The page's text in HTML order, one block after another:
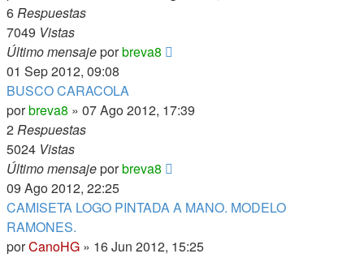
6Respuestas
7049 Vistas
Último mensajeporbreva8
01 Sep 2012, 09:08
BUSCO CARACOLA
porbreva8 » 07 Ago 2012, 17:39
2Respuestas
5024 Vistas
Último mensajeporbreva8
09 Ago 2012, 22:25
CAMISETA LOGO PINTADA A MANO. MODELO
RAMONES.
porCanoHG » 16 Jun 2012, 15:25